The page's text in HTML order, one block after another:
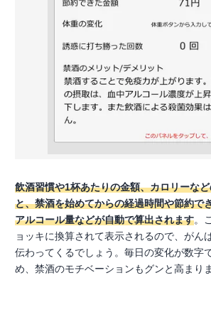
飲酒習慣や1杯あたりの金額、カロリーな
と、禁酒を始めてからの経過時間や節約で
アルコール量などが自動で算出されます。
ョッキに換算されて表示されるので、がん
伝わってくるでしょう。毎日の変化が数字
め、禁酒のモチベーションもグンと高まり